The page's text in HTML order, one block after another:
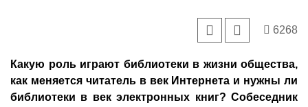
6268
Какую роль играют библиотеки в жизни общества,
как меняется читатель в век Интернета и нужны ли
библиотеки в век электронных книг? Собеседник